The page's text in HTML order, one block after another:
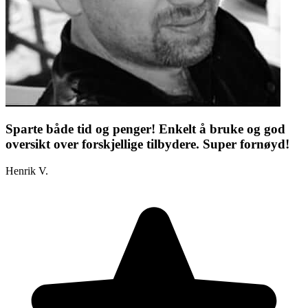
Sparte både tid og penger! Enkelt å bruke og god
oversikt over forskjellige tilbydere. Super fornøyd!
Henrik V.